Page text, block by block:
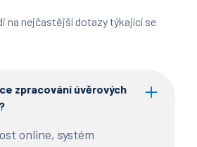
na nejčastější dotazy týkající se
zpracování úvěrových
online, systém